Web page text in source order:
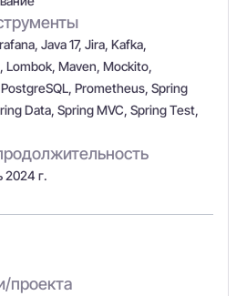
Java 17, Jira, Kafka,
Lombok, Maven, Mockito,
Prometheus, Spring
Data, Spring MVC, Spring Test,
2024 г.
проекта